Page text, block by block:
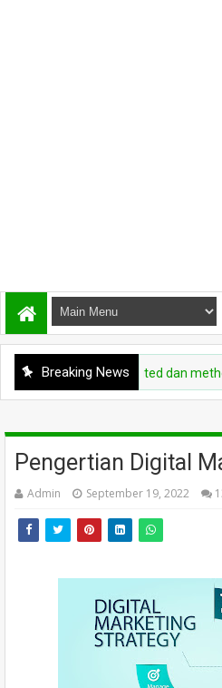
Breaking News
Fungsi computed dan methods
Pengertian Digital
Admin September 19, 2022